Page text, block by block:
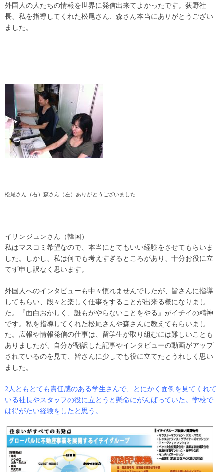
外国人の人たちの情報を世界に発信出来てよかったです。荻野社
長、私を指導してくれた松尾さん、森さん本当にありがとうござい
ました。
松尾さん（右）森さん（左）ありがとうございました
イサンジュンさん（韓国）
私はマスコミ希望なので、本当にとてもいい経験をさせてもらいま
した。しかし、私は何でも考えすぎるところがあり、十分お役に立
てず申し訳なく思います。
外国人へのインタビューも中々慣れませんでしたが、皆さんに指導
してもらい、段々と楽しく仕事をすることが出来る様になりまし
た。『面白おかしく、誰もがやらないことをやる』がイチイの精神
です。私を指導してくれた松尾さんや森さんに教えてもらいまし
た。広報や情報発信の仕事は、留学生が取り組むには難しいことも
ありましたが、自分が翻訳した記事やインタビューの動画がアップ
されているのを見て、皆さんに少しでも役に立てたとうれしく思い
ました。
2人ともとても責任感のある学生さんで、とにかく面倒を見てくれて
いる社長やスタッフの役に立とうと懸命にがんばっていた。学校で
は得がたい経験をしたと思う。